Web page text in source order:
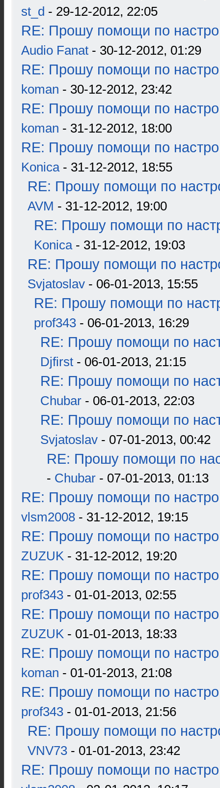
st_d - 29-12-2012, 22:05
RE: Прошу помощи по
Audio Fanat - 30-12-2012, 01:29
RE: Прошу помощи по
koman - 30-12-2012, 23:42
RE: Прошу помощи по
koman - 31-12-2012, 18:00
RE: Прошу помощи по
Konica- 31-12-2012, 18:55
RE: Прошу помощи по
AVM - 31-12-2012, 19:00
RE: Прошу помощи по
Konica- 31-12-2012, 19:03
RE: Прошу помощи по
Svjatoslav - 06-01-2013, 15:55
RE: Прошу помощи по
prof343 - 06-01-2013, 16:29
RE: Прошу помощи по
Djfirst - 06-01-2013, 21:15
RE: Прошу помощи по
Chubar - 06-01-2013, 22:03
RE: Прошу помощи по
Svjatoslav - 07-01-2013, 00:42
RE: Прошу помощи по
- Chubar - 07-01-2013, 01:13
RE: Прошу помощи по
vlsm2008 - 31-12-2012, 19:15
RE: Прошу помощи по
ZUZUK - 31-12-2012, 19:20
RE: Прошу помощи по
prof343 - 01-01-2013, 02:55
RE: Прошу помощи по
ZUZUK - 01-01-2013, 18:33
RE: Прошу помощи по
koman - 01-01-2013, 21:08
RE: Прошу помощи по
prof343 - 01-01-2013, 21:56
RE: Прошу помощи по
VNV73 - 01-01-2013, 23:42
RE: Прошу помощи по